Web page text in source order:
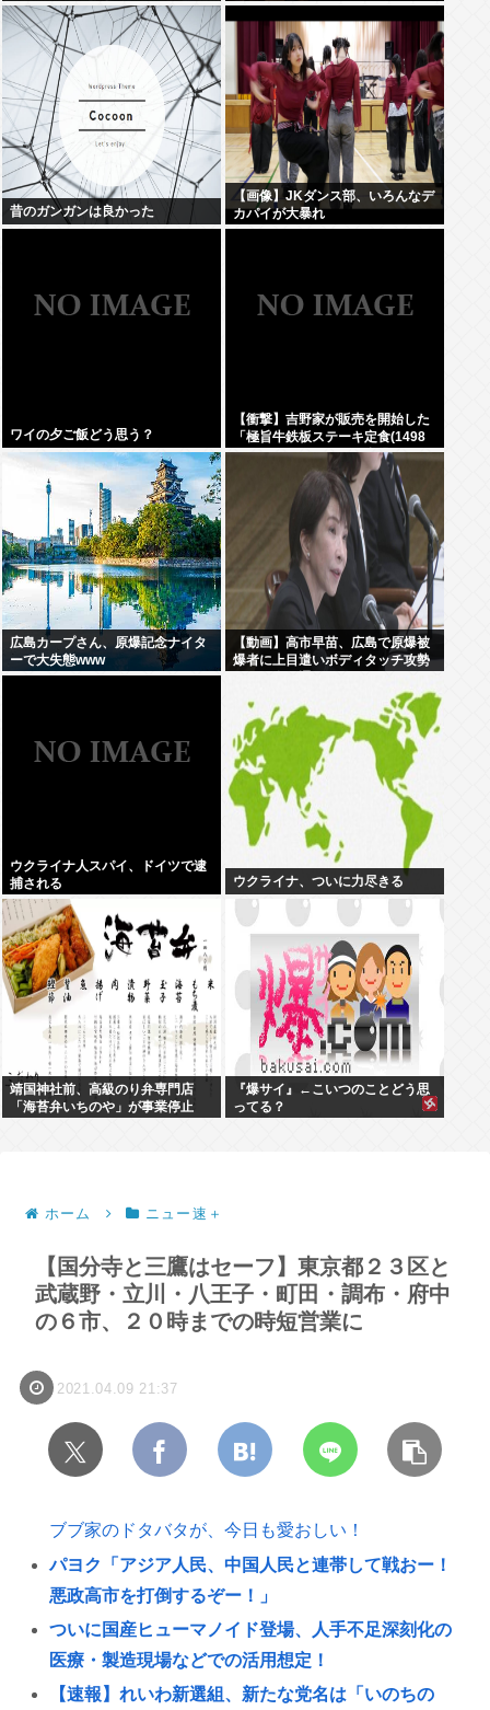
昔のガンガンは良かった
【画像】JKダンス部、いろんなデ
カパイが大暴れ
ワイの夕ご飯どう思う？
【衝撃】吉野家が販売を開始した
「極旨牛鉄板ステーキ定食(1498
円)」がうまそすぎると話題に
広島カープさん、原爆記念ナイタ
ーで大失態www
【動画】高市早苗、広島で原爆被
爆者に上目遣いボディタッチ攻勢
ウクライナ人スパイ、ドイツで逮
捕される
ウクライナ、ついに力尽きる
靖国神社前、高級のり弁専門店
「海苔弁いちのや」が事業停止
『爆サイ』←こいつのことどう思
ってる？
ホーム ニュー速＋
【国分寺と三鷹はセーフ】東京都２３区と
武蔵野・立川・八王子・町田・調布・府中
の６市、２０時までの時短営業に
2021.04.09 21:37
ブブ家のドタバタが、今日も愛おしい！
パヨク「アジア人民、中国人民と連帯して戦おー！
悪政高市を打倒するぞー！」
ついに国産ヒューマノイド登場、人手不足深刻化の
医療・製造現場などでの活用想定！
【速報】れいわ新選組、新たな党名は「いのちの